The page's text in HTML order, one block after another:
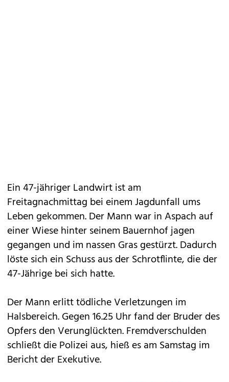
Ein 47-jähriger Landwirt ist am
Freitagnachmittag bei einem Jagdunfall ums
Leben gekommen. Der Mann war in Aspach auf
einer Wiese hinter seinem Bauernhof jagen
gegangen und im nassen Gras gestürzt. Dadurch
löste sich ein Schuss aus der Schrotflinte, die der
47-Jährige bei sich hatte.
Der Mann erlitt tödliche Verletzungen im
Halsbereich. Gegen 16.25 Uhr fand der Bruder des
Opfers den Verunglückten. Fremdverschulden
schließt die Polizei aus, hieß es am Samstag im
Bericht der Exekutive.